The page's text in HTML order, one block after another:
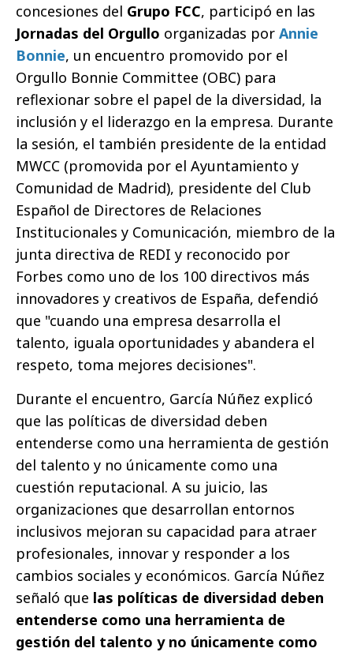
concesiones del Grupo FCC, participó en las
Jornadas del Orgullo organizadas por Annie
Bonnie, un encuentro promovido por el
Orgullo Bonnie Committee (OBC) para
reflexionar sobre el papel de la diversidad, la
inclusión y el liderazgo en la empresa. Durante
la sesión, el también presidente de la entidad
MWCC (promovida por el Ayuntamiento y
Comunidad de Madrid), presidente del Club
Español de Directores de Relaciones
Institucionales y Comunicación, miembro de la
junta directiva de REDI y reconocido por
Forbes como uno de los 100 directivos más
innovadores y creativos de España, defendió
que "cuando una empresa desarrolla el
talento, iguala oportunidades y abandera el
respeto, toma mejores decisiones".
Durante el encuentro, García Núñez explicó
que las políticas de diversidad deben
entenderse como una herramienta de gestión
del talento y no únicamente como una
cuestión reputacional. A su juicio, las
organizaciones que desarrollan entornos
inclusivos mejoran su capacidad para atraer
profesionales, innovar y responder a los
cambios sociales y económicos. García Núñez
señaló que las políticas de diversidad deben
entenderse como una herramienta de
gestión del talento y no únicamente como